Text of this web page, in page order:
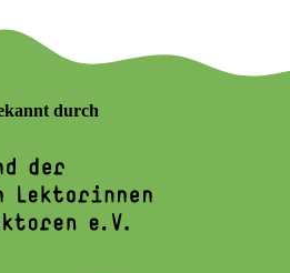
durch